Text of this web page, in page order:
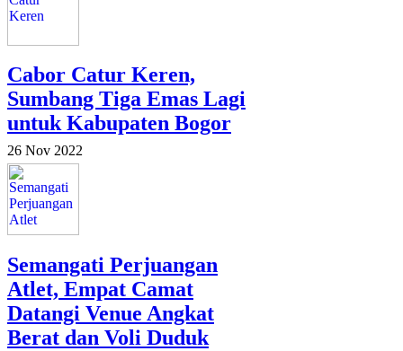
Cabor Catur Keren,
Sumbang Tiga Emas Lagi
untuk Kabupaten Bogor
26 Nov 2022
Semangati Perjuangan
Atlet, Empat Camat
Datangi Venue Angkat
Berat dan Voli Duduk